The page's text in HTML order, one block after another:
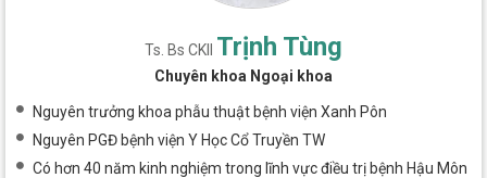
Ts. Bs CKII Trịnh Tùng
Chuyên khoa Ngoại khoa
Nguyên trưởng khoa phẫu thuật bệnh viện Xanh Pôn
Nguyên PGĐ bệnh viện Y Học Cổ Truyền TW
Có hơn 40 năm kinh nghiệm trong lĩnh vực điều trị bệnh Hậu Môn